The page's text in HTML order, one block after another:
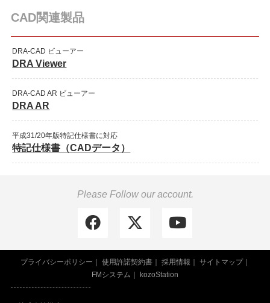
CAD関連製品
DRA-CAD ビューアー
DRA Viewer
DRA-CAD AR ビューアー
DRA AR
平成31/20年版特記仕様書に対応
特記仕様書（CADデータ）
Please Follow our account.
プライバシーポリシー 使用許諾契約書 採用情報
サイトマップ
FMシステム
kozoStation